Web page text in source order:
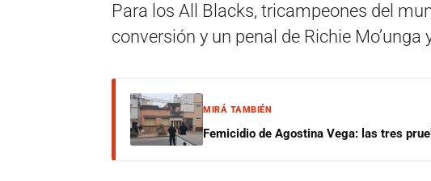
Para los All Blacks, tricampeones del
conversión y un penal de Richie Mo’unga
MIRÁ TAMBIÉN
Femicidio de Agostina Vega: las tres